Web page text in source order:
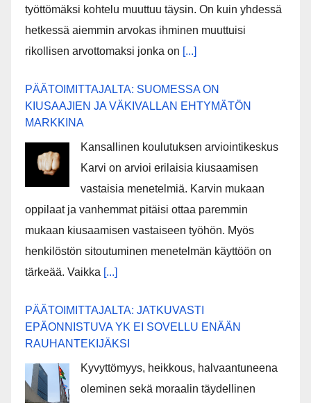
työttömäksi kohtelu muuttuu täysin. On kuin yhdessä
hetkessä aiemmin arvokas ihminen muuttuisi
rikollisen arvottomaksi jonka on [...]
PÄÄTOIMITTAJALTA: SUOMESSA ON
KIUSAAJIEN JA VÄKIVALLAN EHTYMÄTÖN
MARKKINA
Kansallinen koulutuksen arviointikeskus
Karvi on arvioi erilaisia kiusaamisen
vastaisia menetelmiä. Karvin mukaan
oppilaat ja vanhemmat pitäisi ottaa paremmin
mukaan kiusaamisen vastaiseen työhön. Myös
henkilöstön sitoutuminen menetelmän käyttöön on
tärkeää. Vaikka [...]
PÄÄTOIMITTAJALTA: JATKUVASTI
EPÄONNISTUVA YK EI SOVELLU ENÄÄN
RAUHANTEKIJÄKSI
Kyvyttömyys, heikkous, halvaantuneena
oleminen sekä moraalin täydellinen